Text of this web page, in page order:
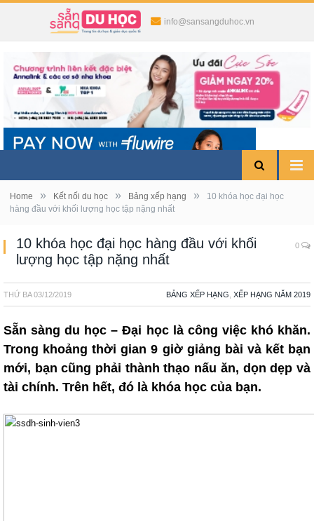
info@sansangduhoc.vn
Home » Kết nối du học » Bảng xếp hạng »
10 khóa học đại học
hàng đầu với khối lượng học tập nặng nhất
10 khóa học đại học hàng đầu với khối
lượng học tập nặng nhất
0
THỨ BA03/12/2019 BẢNG XẾP HẠNG XẾP HẠNG NĂM 2019
Sẵn sàng du học – Đại học là công việc khó khăn.
Trong khoảng thời gian 9 giờ giảng bài và kết bạn
mới, bạn cũng phải thành thạo nấu ăn, dọn dẹp và
tài chính. Trên hết, đó là khóa học của bạn.